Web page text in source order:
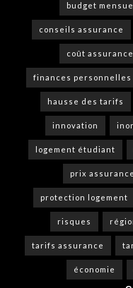
budget mensuel
conseils assurance
coût
finances personnelles
hausse des tarifs
innovation
logement étudiant
prix assurance
protection logement
risques
tarifs assurance
économie